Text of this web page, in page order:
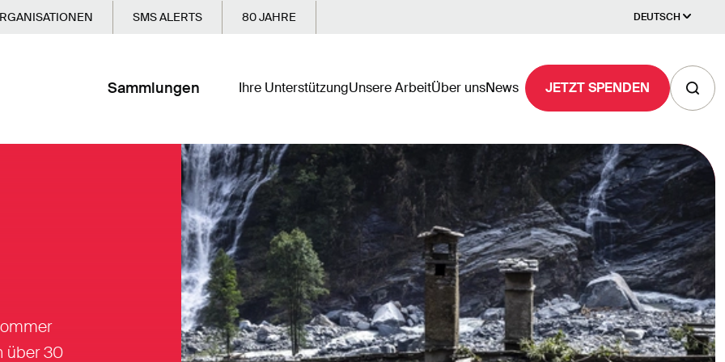
SMS ALERTS 80 JAHRE DEUTSCH
Sammlungen Ihre UnterstützungUnsere ArbeitÜber unsNews JETZT SPENDEN
über 30